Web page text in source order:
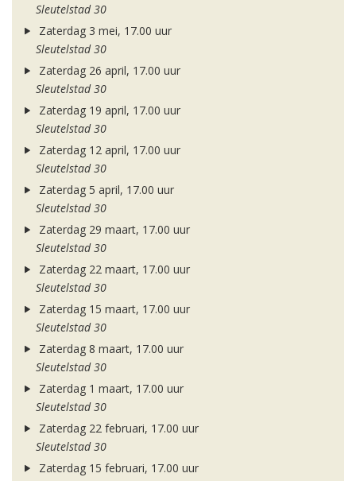
Sleutelstad 30
Zaterdag 3 mei, 17.00 uur
Sleutelstad 30
Zaterdag 26 april, 17.00 uur
Sleutelstad 30
Zaterdag 19 april, 17.00 uur
Sleutelstad 30
Zaterdag 12 april, 17.00 uur
Sleutelstad 30
Zaterdag 5 april, 17.00 uur
Sleutelstad 30
Zaterdag 29 maart, 17.00 uur
Sleutelstad 30
Zaterdag 22 maart, 17.00 uur
Sleutelstad 30
Zaterdag 15 maart, 17.00 uur
Sleutelstad 30
Zaterdag 8 maart, 17.00 uur
Sleutelstad 30
Zaterdag 1 maart, 17.00 uur
Sleutelstad 30
Zaterdag 22 februari, 17.00 uur
Sleutelstad 30
Zaterdag 15 februari, 17.00 uur